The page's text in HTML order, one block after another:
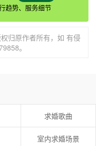
安宫
湖镇两大妈祖信仰中心
趋势、服务细节
归原作者所有，如 有侵
。
求婚歌曲
室内求婚场景